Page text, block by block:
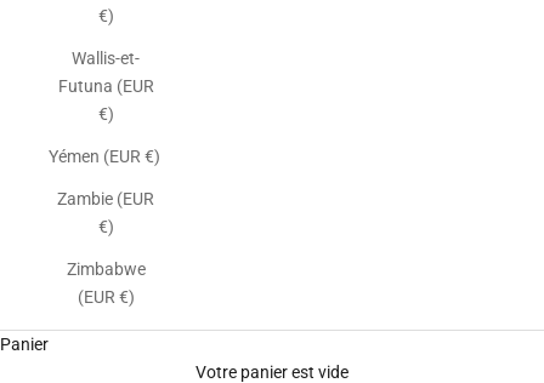
€)
Wallis-et-
Futuna (EUR
€)
Yémen (EUR €)
Zambie (EUR
€)
Zimbabwe
(EUR €)
Panier
Votre panier est vide